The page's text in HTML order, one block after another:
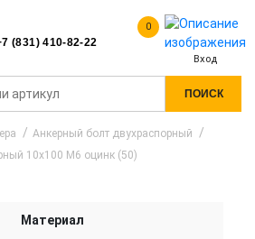
(831) 410-82-22
0
Вход
ПОИСК
Анкерный болт двухраспорный
10x100 M6 оцинк (50)
Материал